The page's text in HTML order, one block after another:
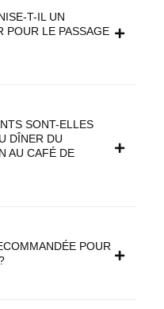
T-IL UN
POUR LE PASSAGE
SONT-ELLES
DÎNER DU
AU CAFÉ DE
POUR